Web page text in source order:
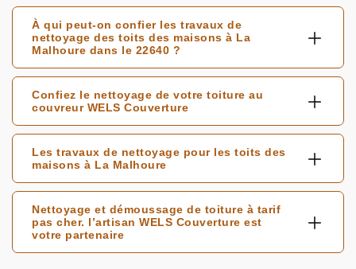
À qui peut-on confier les travaux de
nettoyage des toits des maisons à La
Malhoure dans le 22640 ?
Confiez le nettoyage de votre toiture au
couvreur WELS Couverture
Les travaux de nettoyage pour les toits des
maisons à La Malhoure
Nettoyage et démoussage de toiture à tarif
pas cher. l’artisan WELS Couverture est
votre partenaire